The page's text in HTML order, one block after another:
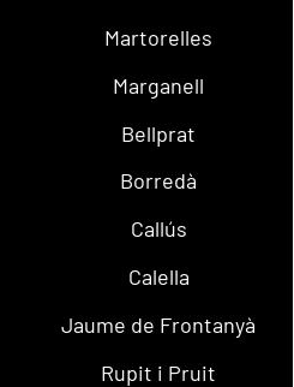
Martorelles
Marganell
Bellprat
Borredà
Callús
Calella
Jaume de Frontanyà
Rupit i Pruit